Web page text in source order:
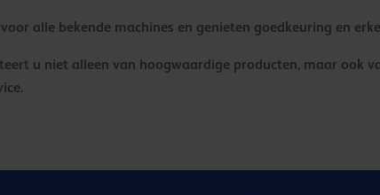
alle bekende machines en genieten goedkeuring en
u niet alleen van hoogwaardige producten, maar ook